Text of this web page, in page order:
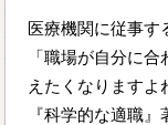
医療機関に従事す
「職場が自分に
えたくなりますよ
『科学的な適職